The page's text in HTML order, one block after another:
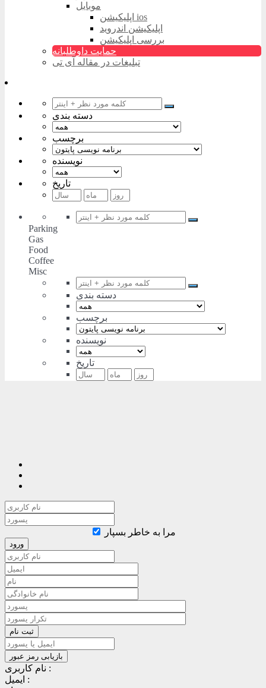
موبایل
اپلیکیشن ios
اپلیکیشن اندروید
بررسی اپلیکیشن
حمایت داوطلبانه
تبلیغات در مقاله آی تی
دسته بندی
برچسب
نویسنده
تاریخ
Parking
Gas
Food
Coffee
Misc
دسته بندی
برچسب
نویسنده
تاریخ
مرا به خاطر بسپار
نام کاربری :
ایمیل :